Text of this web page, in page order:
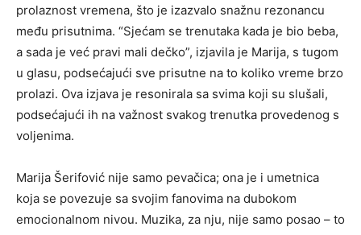
prolaznost vremena, što je izazvalo snažnu rezonancu
među prisutnima. “Sjećam se trenutaka kada je bio beba,
a sada je već pravi mali dečko”, izjavila je Marija, s tugom
u glasu, podsećajući sve prisutne na to koliko vreme brzo
prolazi. Ova izjava je resonirala sa svima koji su slušali,
podsećajući ih na važnost svakog trenutka provedenog s
voljenima.
Marija Šerifović nije samo pevačica; ona je i umetnica
koja se povezuje sa svojim fanovima na dubokom
emocionalnom nivou. Muzika, za nju, nije samo posao – to